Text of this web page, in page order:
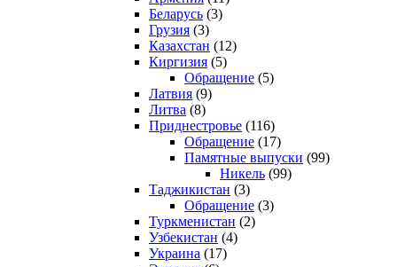
Беларусь (3)
Грузия (3)
Казахстан (12)
Киргизия (5)
Обращение (5)
Латвия (9)
Литва (8)
Приднестровье (116)
Обращение (17)
Памятные выпуски (99)
Никель (99)
Таджикистан (3)
Обращение (3)
Туркменистан (2)
Узбекистан (4)
Украина (17)